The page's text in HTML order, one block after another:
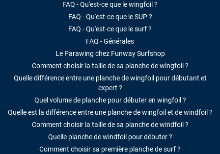
FAQ - Qu'est-ce que le wingfoil ?
FAQ - Qu'est-ce que le SUP ?
FAQ - Qu'est-ce que le surf ?
FAQ - Générales
Le Parawing chez Funway Surfshop
Comment choisir la taille de sa planche de wingfoil ?
Quelle différence entre une planche de wingfoil pour débutant et
expert ?
Quel volume de planche pour débuter en wingfoil ?
Quelle est la différence entre une planche de wingfoil et de windfoil ?
Comment choisir la taille de sa planche de windfoil ?
Quelle planche de windfoil pour débuter ?
Comment choisir sa première planche de surf ?